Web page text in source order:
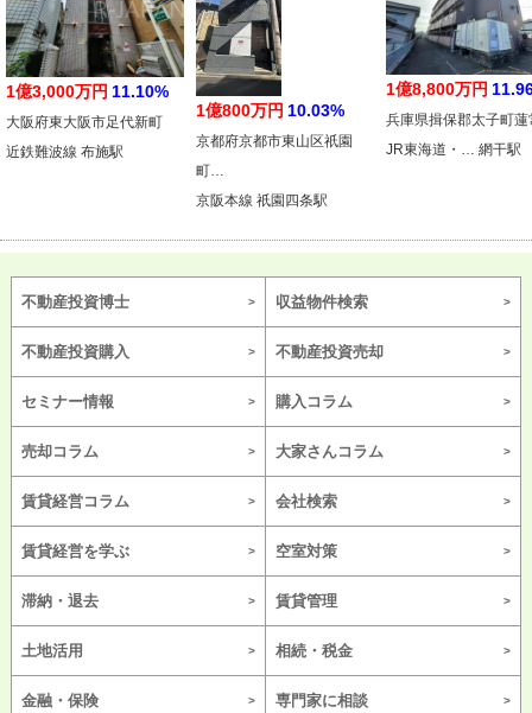
1億3,000万円 11.10%
大阪府東大阪市足代新町
近鉄難波線 布施駅
1億800万円 10.03%
京都府京都市東山区祇園
町…
京阪本線 祇園四条駅
1億8,800万円
兵庫県揖保郡太子町蓮
JR東海道・… 網干駅
不動産投資博士 収益物件検索
不動産投資購入 不動産投資売却
セミナー情報 購入コラム
売却コラム 大家さんコラム
賃貸経営コラム 会社検索
賃貸経営を学ぶ 空室対策
滞納・退去 賃貸管理
土地活用 相続・税金
金融・保険 専門家に相談